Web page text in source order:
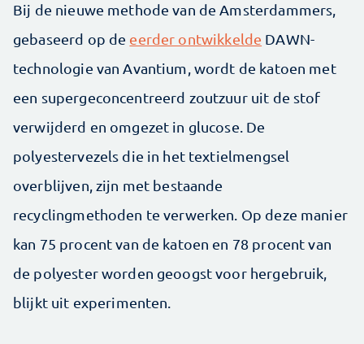
Bij de nieuwe methode van de Amsterdammers,
gebaseerd op de eerder ontwikkelde DAWN-
technologie van Avantium, wordt de katoen met
een supergeconcentreerd zoutzuur uit de stof
verwijderd en omgezet in glucose. De
polyestervezels die in het textielmengsel
overblijven, zijn met bestaande
recyclingmethoden te verwerken. Op deze manier
kan 75 procent van de katoen en 78 procent van
de polyester worden geoogst voor hergebruik,
blijkt uit experimenten.